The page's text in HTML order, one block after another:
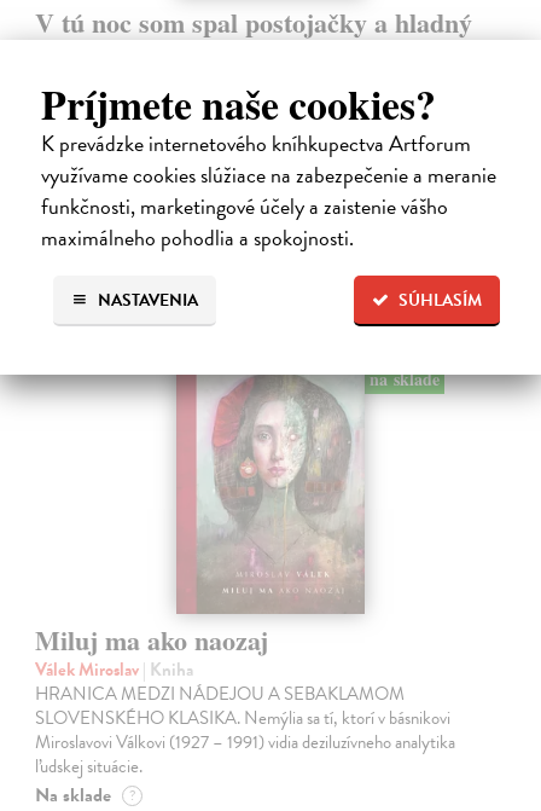
Príjmete naše cookies?
K prevádzke internetového kníhkupectva Artforum
využívame cookies slúžiace na zabezpečenie a meranie
funkčnosti, marketingové účely a zaistenie vášho
maximálneho pohodlia a spokojnosti.
SÚHLASÍM
NASTAVENIA
V tú noc som spal postojačky a hladný
nespavého pozorovateľa sveta, ktorý sa prebíja životom s otvorenými
očami a srdcom. Waldemar Švábenský v nej destiluje desať rokov
básnických…
Na sklade ?
14,85 €
na sklade
Miluj ma ako naozaj
Válek Miroslav| Kniha
HRANICA MEDZI NÁDEJOU A SEBAKLAMOM
SLOVENSKÉHO KLASIKA. Nemýlia sa tí, ktorí v básnikovi
Miroslavovi Válkovi (1927 – 1991) vidia deziluzívneho analytika
ľudskej situácie.
Na sklade ?